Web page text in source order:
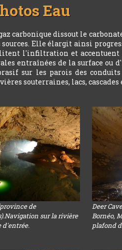
Eau
carbonique dissout le
sources. Elle élargit ainsi
l'infiltration et accentuent
entraînées de la surface ou
sur les parois des
souterraines, lacs, cascades
de
sur la rivière
d'entrée.
Deer
Bornéo,
plafond